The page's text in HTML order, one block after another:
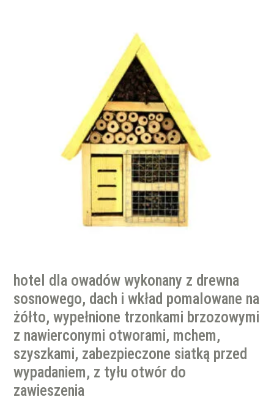
hotel dla owadów wykonany z drewna
sosnowego, dach i wkład pomalowane na
żółto, wypełnione trzonkami brzozowymi
z nawierconymi otworami, mchem,
szyszkami, zabezpieczone siatką przed
wypadaniem, z tyłu otwór do
zawieszenia